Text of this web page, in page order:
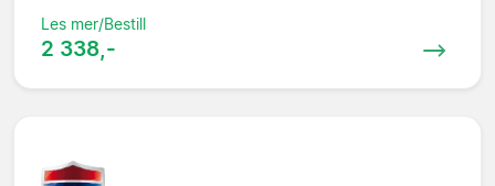
Les mer/Bestill
2 338,-